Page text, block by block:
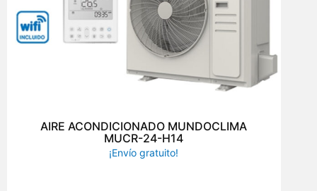
AIRE ACONDICIONADO MUNDOCLIMA
MUCR-24-H14
¡Envío gratuito!